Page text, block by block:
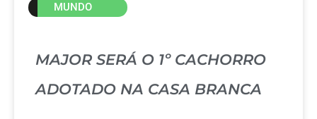
MUNDO
MAJOR SERÁ O 1º CACHORRO
ADOTADO NA CASA BRANCA